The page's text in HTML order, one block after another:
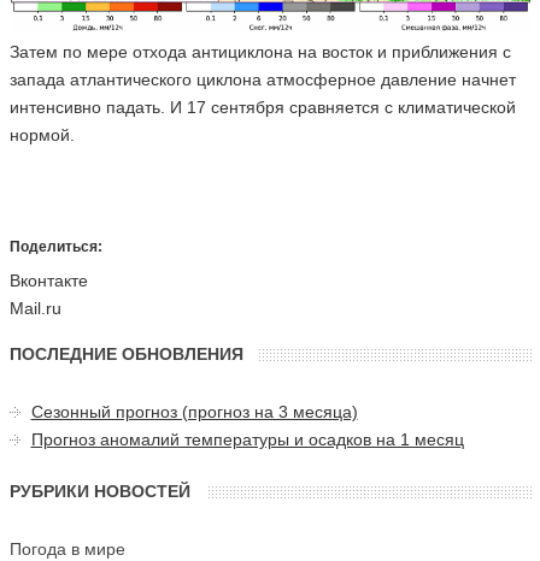
Затем по мере отхода антициклона на восток и приближения с
запада атлантического циклона атмосферное давление начнет
интенсивно падать. И 17 сентября сравняется с климатической
нормой.
Поделиться:
Вконтакте
Mail.ru
ПОСЛЕДНИЕ ОБНОВЛЕНИЯ
Сезонный прогноз (прогноз на 3 месяца)
Прогноз аномалий температуры и осадков на 1 месяц
РУБРИКИ НОВОСТЕЙ
Погода в мире